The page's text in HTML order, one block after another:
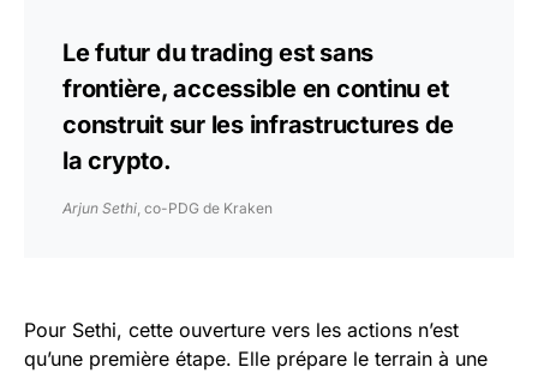
Le futur du trading est sans
frontière, accessible en continu et
construit sur les infrastructures de
la crypto.
Arjun Sethi, co-PDG de Kraken
Pour Sethi, cette ouverture vers les actions n’est
qu’une première étape. Elle prépare le terrain à une